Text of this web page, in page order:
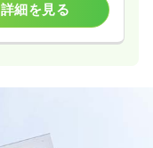
詳細を見る